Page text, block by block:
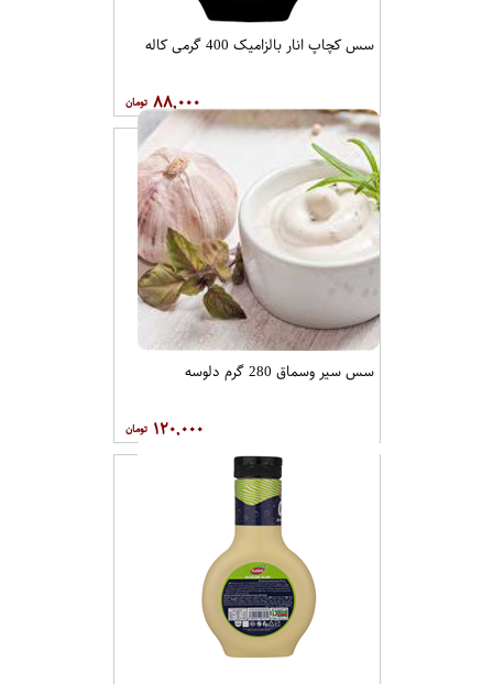
سس کچاپ انار بالزامیک 400 گرمی کاله
۸۸,۰۰۰
سس سیر وسماق 280 گرم دلوسه
۱۲۰,۰۰۰